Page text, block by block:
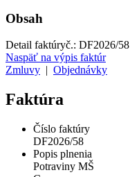
Obsah
Detail faktúryč.: DF2026/58
Naspäť na výpis faktúr
Zmluvy | Objednávky
Faktúra
Číslo faktúry
DF2026/58
Popis plnenia
Potraviny MŠ